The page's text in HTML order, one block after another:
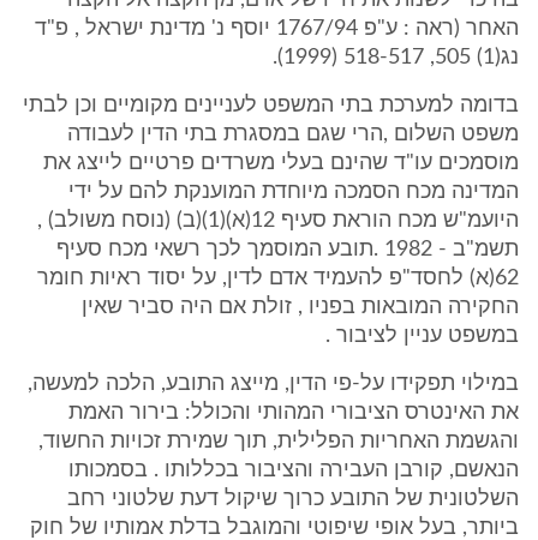
האחר (ראה : ע"פ 1767/94 יוסף נ' מדינת ישראל , פ"ד
נג(1) 505, 518-517 (1999).
בדומה למערכת בתי המשפט לעניינים מקומיים וכן לבתי
משפט השלום ,הרי שגם במסגרת בתי הדין לעבודה
מוסמכים עו"ד שהינם בעלי משרדים פרטיים לייצג את
המדינה מכח הסמכה מיוחדת המוענקת להם על ידי
היועמ"ש מכח הוראת סעיף 12(א)(1)(ב) (נוסח משולב) ,
תשמ"ב - 1982 .תובע המוסמך לכך רשאי מכח סעיף
62(א) לחסד"פ להעמיד אדם לדין, על יסוד ראיות חומר
החקירה המובאות בפניו , זולת אם היה סביר שאין
במשפט עניין לציבור .
במילוי תפקידו על-פי הדין, מייצג התובע, הלכה למעשה,
את האינטרס הציבורי המהותי והכולל: בירור האמת
והגשמת האחריות הפלילית, תוך שמירת זכויות החשוד,
הנאשם, קורבן העבירה והציבור בכללותו . בסמכותו
השלטונית של התובע כרוך שיקול דעת שלטוני רחב
ביותר, בעל אופי שיפוטי והמוגבל בדלת אמותיו של חוק